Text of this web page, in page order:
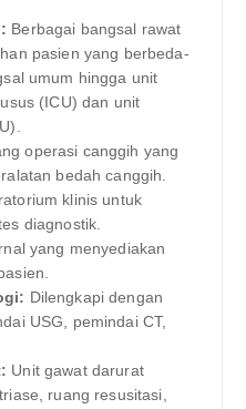
Berbagai bangsal rawat
pasien yang berbeda-
umum hingga unit
(ICU) dan unit
operasi canggih yang
bedah canggih.
klinis untuk
diagnostik.
yang menyediakan
Dilengkapi dengan
USG, pemindai CT,
Unit gawat darurat
ruang resusitasi,